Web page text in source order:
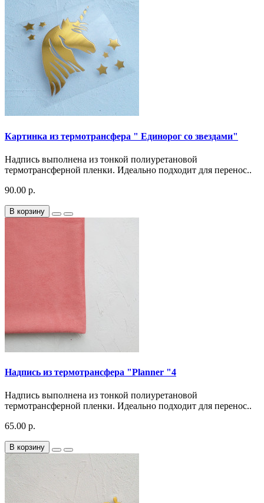
Картинка из термотрансфера " Единорог со звездами"
Надпись выполнена из тонкой полиуретановой
термотрансферной пленки. Идеально подходит для перенос..
90.00 р.
В корзину
Надпись из термотрансфера "Planner "4
Надпись выполнена из тонкой полиуретановой
термотрансферной пленки. Идеально подходит для перенос..
65.00 р.
В корзину